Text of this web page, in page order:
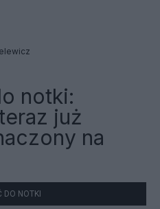
notki:
już
na
DO NOTKI